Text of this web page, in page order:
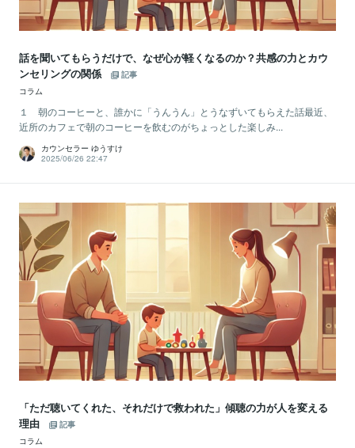
話を聞いてもらうだけで、なぜ心が軽くなるのか？共感の力とカウ
ンセリングの関係
記事
コラム
１ 朝のコーヒーと、誰かに「うんうん」とうなずいてもらえた話最近、
近所のカフェで朝のコーヒーを飲むのがちょっとした楽しみ...
カウンセラー ゆうすけ
2025/06/26 22:47
「ただ聴いてくれた、それだけで救われた」傾聴の力が人を変える
理由
記事
コラム